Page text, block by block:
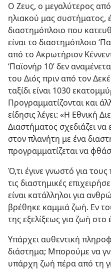
Ο Ζευς, ο μεγαλύτερος
ηλιακού μας συστήματος,
διαστημόπλοιο που
είναι το διαστημόπλοιο
από το Ακρωτήριον
‘Παϊονήρ 10’ δεν
του Διός πριν από τον
ταξίδι είναι 1030
Προγραμματίζονται και
είδησις λέγει: «Η Εθνική
Διαστήματος σχεδιάζει
στον πλανήτη με ένα
προγραμματίζεται να
Ό,τι έγινε γνωστό για
τις διαστημικές
είναι κατάλληλοι για
βρέθηκε καμμιά ζωή. Εν
της εξελίξεως για ζωή στο
Υπάρχει αυθεντική
διάστημα; Μπορούμε να
υπάρχη ζωή πέρα από τη